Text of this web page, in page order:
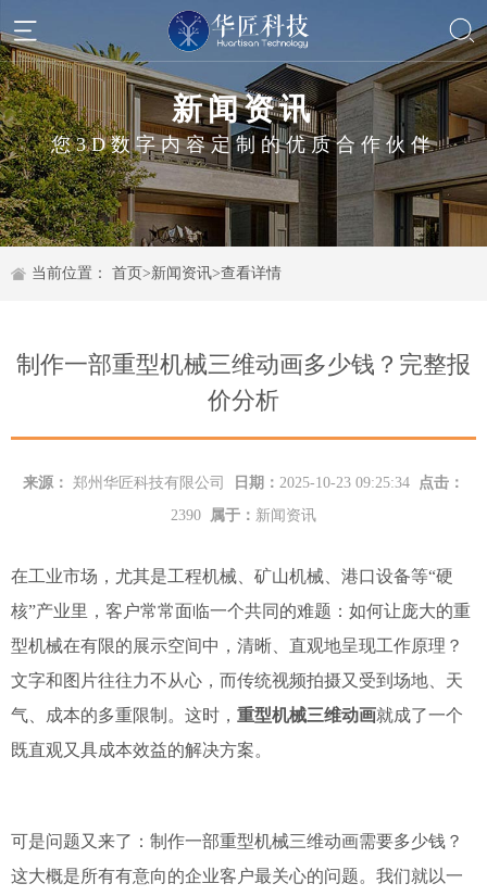
新闻资讯
您3D数字内容定制的优质合作伙伴
当前位置： 首页>新闻资讯>查看详情
制作一部重型机械三维动画多少钱？完整报
价分析
来源： 郑州华匠科技有限公司 日期： 2025-10-23 09:25:34
点击：
2390
属于： 新闻资讯
在工业市场，尤其是工程机械、矿山机械、港口设备等“硬
核”产业里，客户常常面临一个共同的难题：如何让庞大的重
型机械在有限的展示空间中，清晰、直观地呈现工作原理？
文字和图片往往力不从心，而传统视频拍摄又受到场地、天
气、成本的多重限制。这时， 重型机械三维动画就成了一个
既直观又具成本效益的解决方案。
可是问题又来了：制作一部重型机械三维动画需要多少钱？
这大概是所有有意向的企业客户最关心的问题。我们就以一